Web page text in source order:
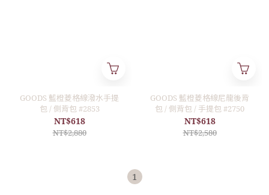
GOODS 藍橙菱格線潑水手提
包 / 側背包 #2853
NT$618
NT$2,880
GOODS 藍橙菱格線尼龍後背
包 / 側背包 / 手提包 #2750
NT$618
NT$2,580
1